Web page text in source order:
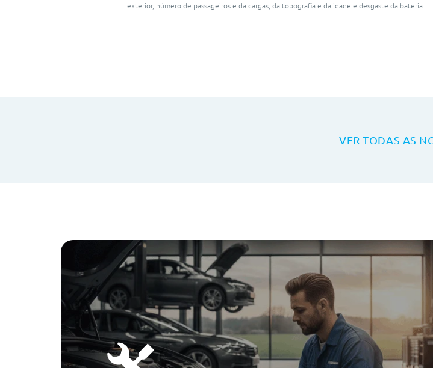
exterior, número de passageiros e da cargas, da topografia e da idade e desgaste da bateria.
VER TODAS AS